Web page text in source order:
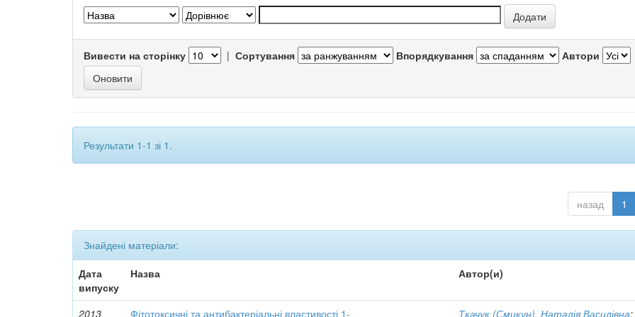
Вивести на сторінку | Сортування Впорядкування Автори
Результати 1-1 зі 1.
назад 1
Знайдені матеріали:
Дата
випуску
Назва Автор(и)
2013 Фітотоксичні та антибактеріальні властивості 1- Ткачук (Смикун), Наталія Василівна;